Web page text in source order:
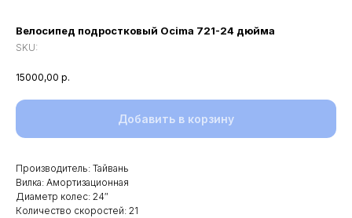
Велосипед подростковый Ocima 721-24 дюйма
SKU:
15000,00 р.
Добавить в корзину
Производитель: Тайвань
Вилка: Амортизационная
Диаметр колес: 24″
Количество скоростей: 21